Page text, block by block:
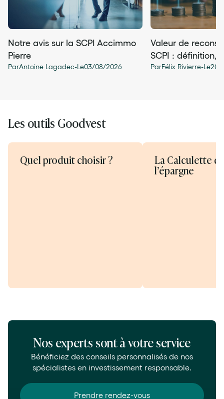
Notre avis sur la SCPI Accimmo
Pierre
ParAntoine Lagadec-Le03/08/2026
Valeur de
SCPI : définition,
ParFélix Rivierre-Le20
Les outils Goodvest
Quel produit choisir ? La Calculette
l’épargne
Nos experts sont à votre service
Bénéficiez des conseils personnalisés de nos
spécialistes en investissement responsable.
Prendre rendez-vous